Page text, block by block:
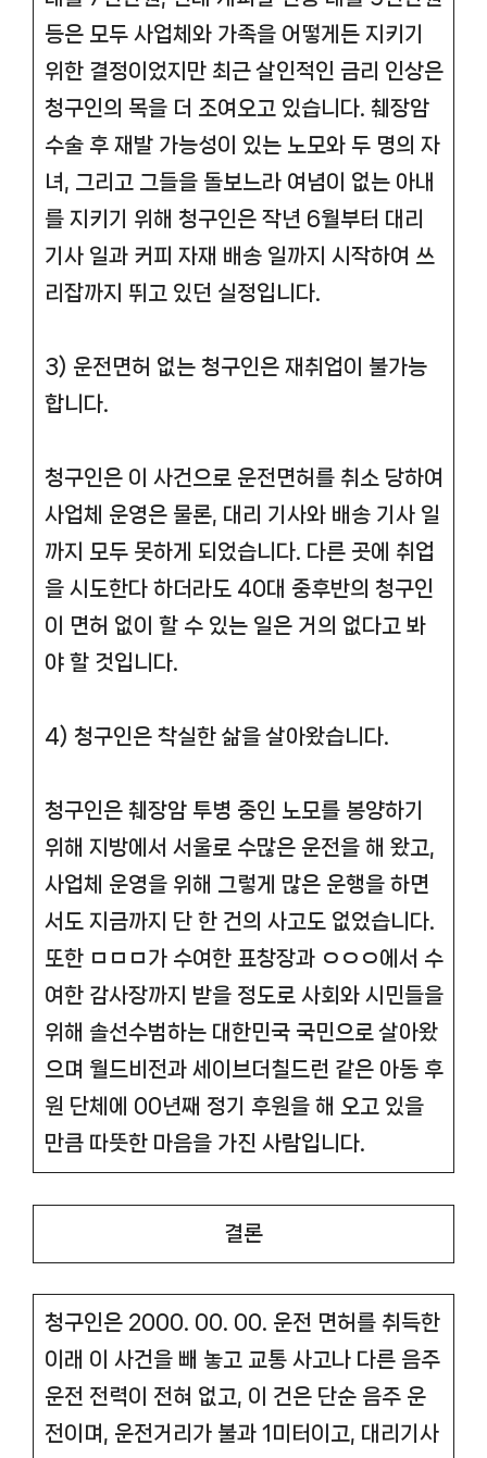
등은 모두 사업체와 가족을 어떻게든 지키기
위한 결정이었지만 최근 살인적인 금리 인상은
청구인의 목을 더 조여오고 있습니다. 췌장암
수술 후 재발 가능성이 있는 노모와 두 명의 자
녀, 그리고 그들을 돌보느라 여념이 없는 아내
를 지키기 위해 청구인은 작년 6월부터 대리
기사 일과 커피 자재 배송 일까지 시작하여 쓰
리잡까지 뛰고 있던 실정입니다.
3) 운전면허 없는 청구인은 재취업이 불가능
합니다.
청구인은 이 사건으로 운전면허를 취소 당하여
사업체 운영은 물론, 대리 기사와 배송 기사 일
까지 모두 못하게 되었습니다. 다른 곳에 취업
을 시도한다 하더라도 40대 중후반의 청구인
이 면허 없이 할 수 있는 일은 거의 없다고 봐
야 할 것입니다.
4) 청구인은 착실한 삶을 살아왔습니다.
청구인은 췌장암 투병 중인 노모를 봉양하기
위해 지방에서 서울로 수많은 운전을 해 왔고,
사업체 운영을 위해 그렇게 많은 운행을 하면
서도 지금까지 단 한 건의 사고도 없었습니다.
또한 ㅁㅁㅁ가 수여한 표창장과 ㅇㅇㅇ에서 수
여한 감사장까지 받을 정도로 사회와 시민들을
위해 솔선수범하는 대한민국 국민으로 살아왔
으며 월드비전과 세이브더칠드런 같은 아동 후
원 단체에 00년째 정기 후원을 해 오고 있을
만큼 따뜻한 마음을 가진 사람입니다.
결론
청구인은 2000. 00. 00. 운전 면허를 취득한
이래 이 사건을 빼 놓고 교통 사고나 다른 음주
운전 전력이 전혀 없고, 이 건은 단순 음주 운
전이며, 운전거리가 불과 1미터이고, 대리기사